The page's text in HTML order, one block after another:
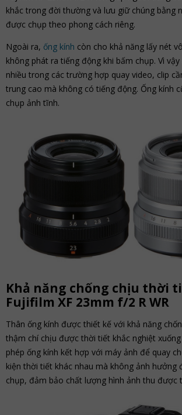
khắc trong đời thường và lưu giữ chúng bằng
được chụp theo phong cách riêng.
Ngoài ra, ống kính còn cho khả năng lấy nét
không phát ra tiếng động khi bấm chụp. Vì
nhiều trong các trường hợp quay video, clip
trung cao mà không có tiếng động. Ống kính
chụp ảnh tĩnh.
Khả năng chống chịu thời
Fujifilm XF 23mm f/2 R WR
Thân ống kính được thiết kế với khả năng
thậm chí chịu được thời tiết khắc nghiệt
phép ống kính kết hợp với máy ảnh để quay
kiện thời tiết khác nhau mà không ảnh hưởng
chụp, đảm bảo chất lượng hình ảnh thu được